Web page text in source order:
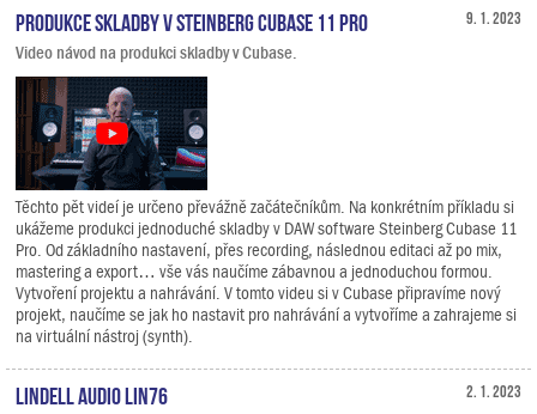
9. 1. 2023
Produkce skladby v Steinberg Cubase 11 Pro
Video návod na produkci skladby v Cubase.
Těchto pět videí je určeno převážně začátečníkům. Na konkrétním příkladu si
ukážeme produkci jednoduché skladby v DAW software Steinberg Cubase 11
Pro. Od základního nastavení, přes recording, následnou editaci až po mix,
mastering a export… vše vás naučíme zábavnou a jednoduchou formou.
Vytvoření projektu a nahrávání. V tomto videu si v Cubase připravíme nový
projekt, naučíme se jak ho nastavit pro nahrávání a vytvoříme a zahrajeme si
na virtuální nástroj (synth).
2. 1. 2023
Lindell Audio LiN76